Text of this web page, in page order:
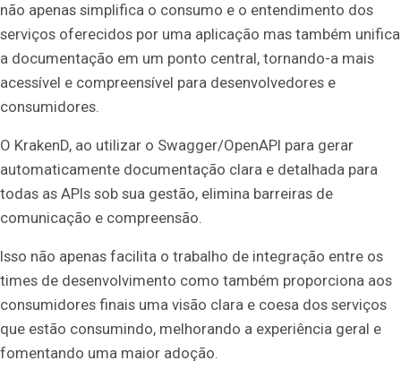
não apenas simplifica o consumo e o entendimento dos
serviços oferecidos por uma aplicação mas também unifica
a documentação em um ponto central, tornando-a mais
acessível e compreensível para desenvolvedores e
consumidores.
O KrakenD, ao utilizar o Swagger/OpenAPI para gerar
automaticamente documentação clara e detalhada para
todas as APIs sob sua gestão, elimina barreiras de
comunicação e compreensão.
Isso não apenas facilita o trabalho de integração entre os
times de desenvolvimento como também proporciona aos
consumidores finais uma visão clara e coesa dos serviços
que estão consumindo, melhorando a experiência geral e
fomentando uma maior adoção.